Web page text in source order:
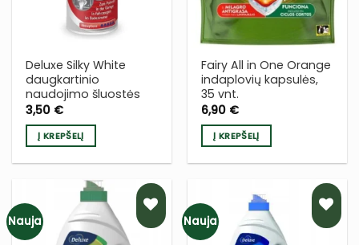
Deluxe Silky White
daugkartinio
naudojimo šluostės
3,50 €
Į KREPŠELĮ
Fairy All in One Orange
indaplovių kapsulės,
35 vnt.
6,90 €
Į KREPŠELĮ
Nauja Nauja